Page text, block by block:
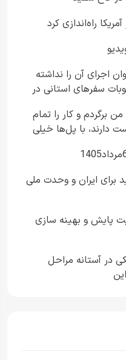
اجرای آن را نداشته
سفرهای استانی در
من برگردم و کار را تمام
دارند، با پل‌ها خیلی
را در کمتر از یک
برای ایران و وحدت ملی
پایش و بهینه سازی
در آستانه مراحل